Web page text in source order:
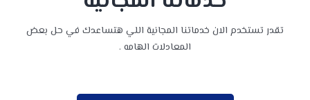
تقدر تستخدم الان خدماتنا المجانية اللي هتساعدك في حل بعض
المعادلات الهامه .